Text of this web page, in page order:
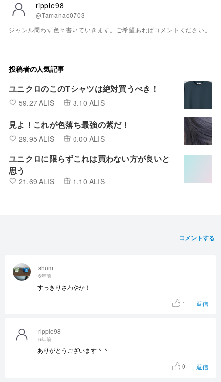
ripple98
@Tamanao0703
ジャンル問わず色々書いていきます。ご希望あればコメントください。
投稿者の人気記事
ユニクロのこのTシャツは絶対買うべき！
59.27 ALIS 3.10 ALIS
見よ！これが色落ち最強の紫だ！
29.95 ALIS 0.00 ALIS
ユニクロに限らずこれは買わない方が良いと
思う
21.69 ALIS 1.10 ALIS
コメントする
ripple98
6年前
ありがとうございます＾＾
0
返信
shum
6年前
すっきりさわやか！
1
返信